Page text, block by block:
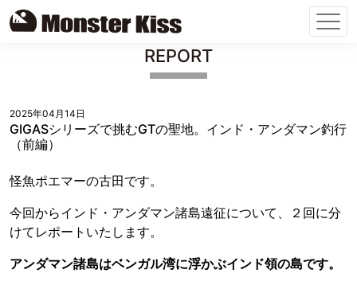
REPORT
2025年04月14日
GIGASシリーズで挑むGTの聖地。インド・アンダマン釣行
（前編）
怪魚ポエマーの古田です。
今回からインド・アンダマン諸島遠征について、２回に分
けてレポートいたします。
アンダマン諸島はベンガル湾に浮かぶインド領の島です。